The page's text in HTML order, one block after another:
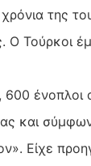
της
Ο Τούρκοι
και
Είχε